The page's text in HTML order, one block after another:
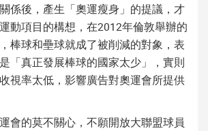
係後，產生「奧運瘦身」的提議，才
動項目的構想，在2012年倫敦舉辦的
棒球和壘球就成了被削減的對象，表
「真正發展棒球的國家太少」，實則
視率太低，影響廣告對奧運會所提供
會的莫不關心，不願開放大聯盟球員